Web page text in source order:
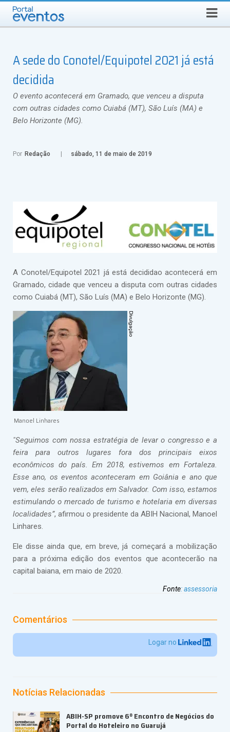
SEXTA-FEIRA, 7 DE AGOSTO DE 2026 Busca
A sede do Conotel/Equipotel 2021 já está
decidida
O evento acontecerá em Gramado, que venceu a disputa
com outras cidades como Cuiabá (MT), São Luís (MA) e
Belo Horizonte (MG).
Por Redação sábado, 11 de maio de 2019
A Conotel/Equipotel 2021 já está decididao acontecerá em
Gramado, cidade que venceu a disputa com outras cidades
como Cuiabá (MT), São Luís (MA) e Belo Horizonte (MG).
Manoel Linhares
"Seguimos com nossa estratégia de levar o congresso e a
feira para outros lugares fora dos principais eixos
econômicos do país. Em 2018, estivemos em Fortaleza.
Esse ano, os eventos aconteceram em Goiânia e ano que
vem, eles serão realizados em Salvador. Com isso, estamos
estimulando o mercado de turismo e hotelaria em diversas
localidades”, afirmou o presidente da ABIH Nacional, Manoel
Linhares.
Ele disse ainda que, em breve, já começará a mobilização
para a próxima edição dos eventos que acontecerão na
capital baiana, em maio de 2020.
Fonte:assessoria
Comentários
Logar no
Notícias Relacionadas
ABIH-SP promove 6º Encontro de Negócios do
Portal do Hoteleiro no Guarujá